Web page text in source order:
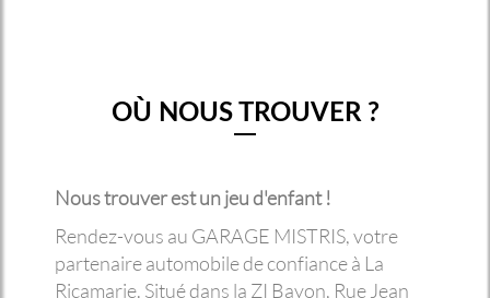
OÙ NOUS TROUVER ?
Nous trouver est un jeu d'enfant !
Rendez-vous au GARAGE MISTRIS, votre
partenaire automobile de confiance à La
Ricamarie. Situé dans la ZI Bayon, Rue Jean